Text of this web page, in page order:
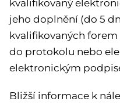
kvalifikovaný
jeho doplnění (do 5
kvalifikovaných
do protokolu nebo
elektronickým
Bližší informace k